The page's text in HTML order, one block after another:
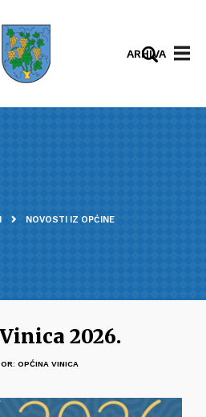
ARHIVA
NOVOSTI IZ OPĆINE
2026.
OPĆINA VINICA